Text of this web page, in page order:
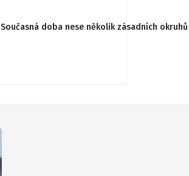
Současná doba nese několik zásadních